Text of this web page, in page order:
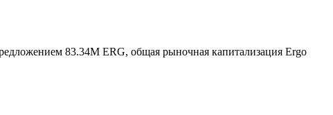
83.34M ERG, общая рыночная капитализация Ergo